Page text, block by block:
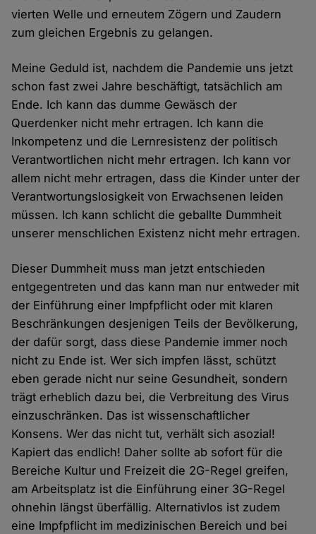
vierten Welle und erneutem Zögern und Zaudern
zum gleichen Ergebnis zu gelangen.
Meine Geduld ist, nachdem die Pandemie uns jetzt
schon fast zwei Jahre beschäftigt, tatsächlich am
Ende. Ich kann das dumme Gewäsch der
Querdenker nicht mehr ertragen. Ich kann die
Inkompetenz und die Lernresistenz der politisch
Verantwortlichen nicht mehr ertragen. Ich kann vor
allem nicht mehr ertragen, dass die Kinder unter der
Verantwortungslosigkeit von Erwachsenen leiden
müssen. Ich kann schlicht die geballte Dummheit
unserer menschlichen Existenz nicht mehr ertragen.
Dieser Dummheit muss man jetzt entschieden
entgegentreten und das kann man nur entweder mit
der Einführung einer Impfpflicht oder mit klaren
Beschränkungen desjenigen Teils der Bevölkerung,
der dafür sorgt, dass diese Pandemie immer noch
nicht zu Ende ist. Wer sich impfen lässt, schützt
eben gerade nicht nur seine Gesundheit, sondern
trägt erheblich dazu bei, die Verbreitung des Virus
einzuschränken. Das ist wissenschaftlicher
Konsens. Wer das nicht tut, verhält sich asozial!
Kapiert das endlich! Daher sollte ab sofort für die
Bereiche Kultur und Freizeit die 2G-Regel greifen,
am Arbeitsplatz ist die Einführung einer 3G-Regel
ohnehin längst überfällig. Alternativlos ist zudem
eine Impfpflicht im medizinischen Bereich und bei